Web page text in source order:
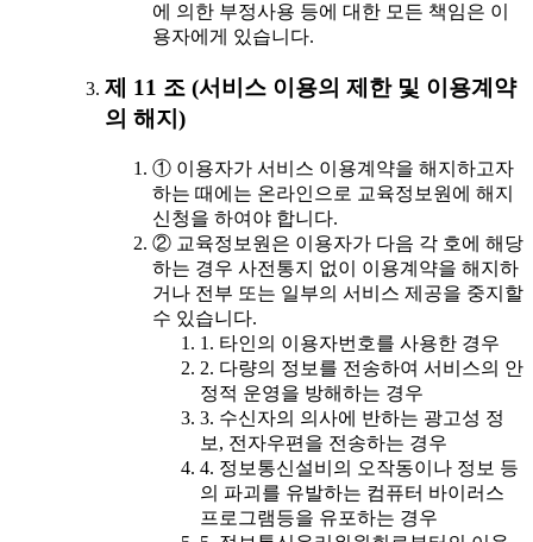
에 의한 부정사용 등에 대한 모든 책임은 이
용자에게 있습니다.
제 11 조 (서비스 이용의 제한 및 이용계약
의 해지)
① 이용자가 서비스 이용계약을 해지하고자
하는 때에는 온라인으로 교육정보원에 해지
신청을 하여야 합니다.
② 교육정보원은 이용자가 다음 각 호에 해당
하는 경우 사전통지 없이 이용계약을 해지하
거나 전부 또는 일부의 서비스 제공을 중지할
수 있습니다.
1. 타인의 이용자번호를 사용한 경우
2. 다량의 정보를 전송하여 서비스의 안
정적 운영을 방해하는 경우
3. 수신자의 의사에 반하는 광고성 정
보, 전자우편을 전송하는 경우
4. 정보통신설비의 오작동이나 정보 등
의 파괴를 유발하는 컴퓨터 바이러스
프로그램등을 유포하는 경우